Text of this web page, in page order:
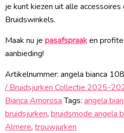
je kunt kiezen uit alle accessoires
Bruidswinkels.
Maak nu je pasafspraaken
aanbieding!
Artikelnummer: angela bianca
/ Bruidsjurken Collectie 2025-
Bianca Amorosa Tags: angela
bruidsjurken, bruidsmode angela
Almere, trouwjurken